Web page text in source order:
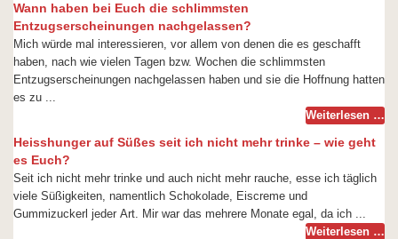
Wann haben bei Euch die schlimmsten
Entzugserscheinungen nachgelassen?
Mich würde mal interessieren, vor allem von denen die es geschafft
haben, nach wie vielen Tagen bzw. Wochen die schlimmsten
Entzugserscheinungen nachgelassen haben und sie die Hoffnung hatten
es zu ...
Weiterlesen …
Heisshunger auf Süßes seit ich nicht mehr trinke – wie geht
es Euch?
Seit ich nicht mehr trinke und auch nicht mehr rauche, esse ich täglich
viele Süßigkeiten, namentlich Schokolade, Eiscreme und
Gummizuckerl jeder Art. Mir war das mehrere Monate egal, da ich ...
Weiterlesen …